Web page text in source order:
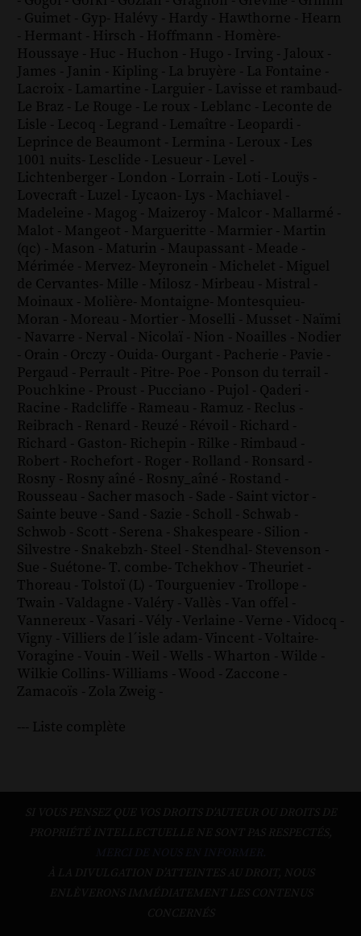
- Guimet - Gyp- Halévy - Hardy - Hawthorne - Hearn
- Hermant - Hirsch - Hoffmann - Homère-
Houssaye - Huc - Huchon - Hugo - Irving - Jaloux -
James - Janin - Kipling - La bruyère - La Fontaine -
Lacroix - Lamartine - Larguier - Lavisse et rambaud-
Le Braz - Le Rouge - Le roux - Leblanc - Leconte de
Lisle - Lecoq - Legrand - Lemaître - Leopardi -
Leprince de Beaumont - Lermina - Leroux - Les
1001 nuits- Lesclide - Lesueur - Level -
Lichtenberger - London - Lorrain - Loti - Louÿs -
Lovecraft - Luzel - Lycaon- Lys - Machiavel -
Madeleine - Magog - Maizeroy - Malcor - Mallarmé -
Malot - Mangeot - Margueritte - Marmier - Martin
(qc) - Mason - Maturin - Maupassant - Meade -
Mérimée - Mervez- Meyronein - Michelet - Miguel
de Cervantes- Mille - Milosz - Mirbeau - Mistral -
Moinaux - Molière- Montaigne- Montesquieu-
Moran - Moreau - Mortier - Moselli - Musset - Naïmi
- Navarre - Nerval - Nicolaï - Nion - Noailles - Nodier
- Orain - Orczy - Ouida- Ourgant - Pacherie - Pavie -
Pergaud - Perrault - Pitre- Poe - Ponson du terrail -
Pouchkine - Proust - Pucciano - Pujol - Qaderi -
Racine - Radcliffe - Rameau - Ramuz - Reclus -
Reibrach - Renard - Reuzé - Révoil - Richard -
Richard - Gaston- Richepin - Rilke - Rimbaud -
Robert - Rochefort - Roger - Rolland - Ronsard -
Rosny - Rosny aîné - Rosny_aîné - Rostand -
Rousseau - Sacher masoch - Sade - Saint victor -
Sainte beuve - Sand - Sazie - Scholl - Schwab -
Schwob - Scott - Serena - Shakespeare - Silion -
Silvestre - Snakebzh- Steel - Stendhal- Stevenson -
Sue - Suétone- T. combe- Tchekhov - Theuriet -
Thoreau - Tolstoï (L) - Tourgueniev - Trollope -
Twain - Valdagne - Valéry - Vallès - Van offel -
Vannereux - Vasari - Vély - Verlaine - Verne - Vidocq -
Vigny - Villiers de l´isle adam- Vincent - Voltaire-
Voragine - Vouin - Weil - Wells - Wharton - Wilde -
Wilkie Collins- Williams - Wood - Zaccone -
Zamacoïs - Zola Zweig -
--- Liste complète